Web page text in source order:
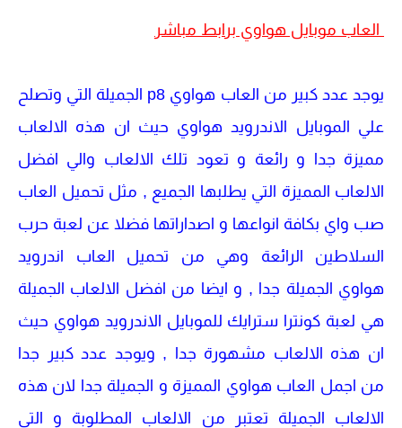
العاب موبايل هواوي برابط مباشر
يوجد عدد كبير من العاب هواوي p8 الجميلة التي وتصلح
علي الموبايل الاندرويد هواوي حيث ان هذه الالعاب
مميزة جدا و رائعة و تعود تلك الالعاب والي افضل
الالعاب المميزة التي يطلبها الجميع , مثل تحميل العاب
صب واي بكافة انواعها و اصداراتها فضلا عن لعبة حرب
السلاطين الرائعة وهي من تحميل العاب اندرويد
هواوي الجميلة جدا , و ايضا من افضل الالعاب الجميلة
هي لعبة كونترا سترايك للموبايل الاندرويد هواوي حيث
ان هذه الالعاب مشهورة جدا , ويوجد عدد كبير جدا
من اجمل العاب هواوي المميزة و الجميلة جدا لان هذه
الالعاب الجميلة تعتبر من الالعاب المطلوبة و التي